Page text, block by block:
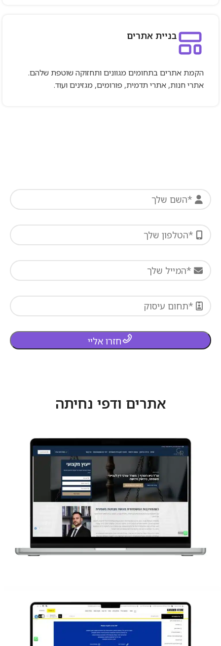
בניית אתרים
הקמת אתרים בתחומים מגוונים ותחזוקה שוטפת שלהם.
אתרי חנות, אתרי תדמית, פורומים, מגזינים ועוד.
חזרו אליי
אתרים ודפי נחיתה